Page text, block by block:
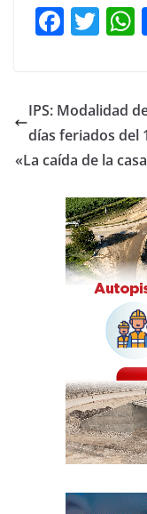
F
e
b
o
o
k
T
er s
IPS: Modalidad
días feriados del
«La caída de la